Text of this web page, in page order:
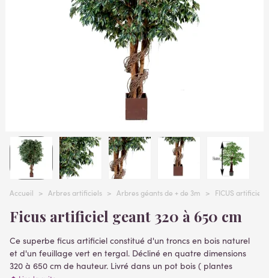
Accueil > Arbres artificiels > Arbres géants de + de 3m > FICUS artificiel
Ficus artificiel geant 320 à 650 cm
Ce superbe ficus artificiel constitué d'un troncs en bois naturel
et d'un feuillage vert en tergal. Décliné en quatre dimensions
320 à 650 cm de hauteur. Livré dans un pot bois ( plantes